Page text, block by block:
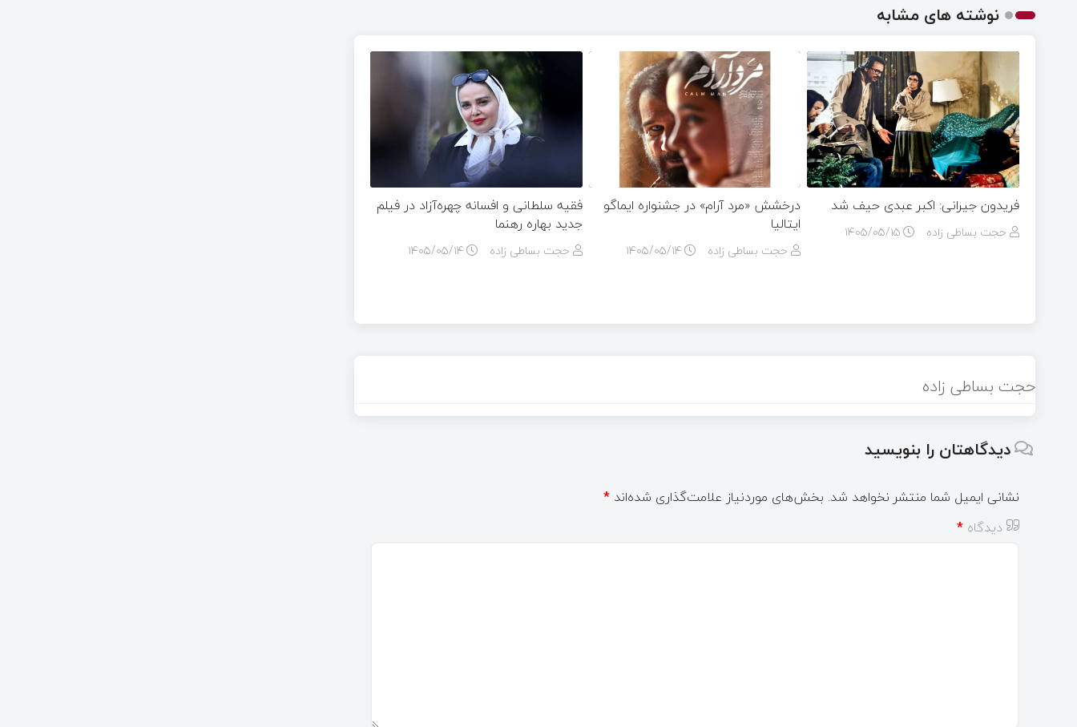
نوشته های مشابه
فریدون جیرانی: اکبر عبدی حیف شد
حجت بساطی زاده ۱۴۰۵/۰۵/۱۵
درخشش «مرد آرام» در جشنواره ایماگو
ایتالیا
حجت بساطی زاده ۱۴۰۵/۰۵/۱۴
فقیه سلطانی و افسانه چهره‌آزاد در فیلم
جدید بهاره رهنما
حجت بساطی زاده ۱۴۰۵/۰۵/۱۴
حجت بساطی زاده
دیدگاهتان را بنویسید
نشانی ایمیل شما منتشر نخواهد شد. بخش‌های موردنیاز علامت‌گذاری شده‌اند *
دیدگاه *